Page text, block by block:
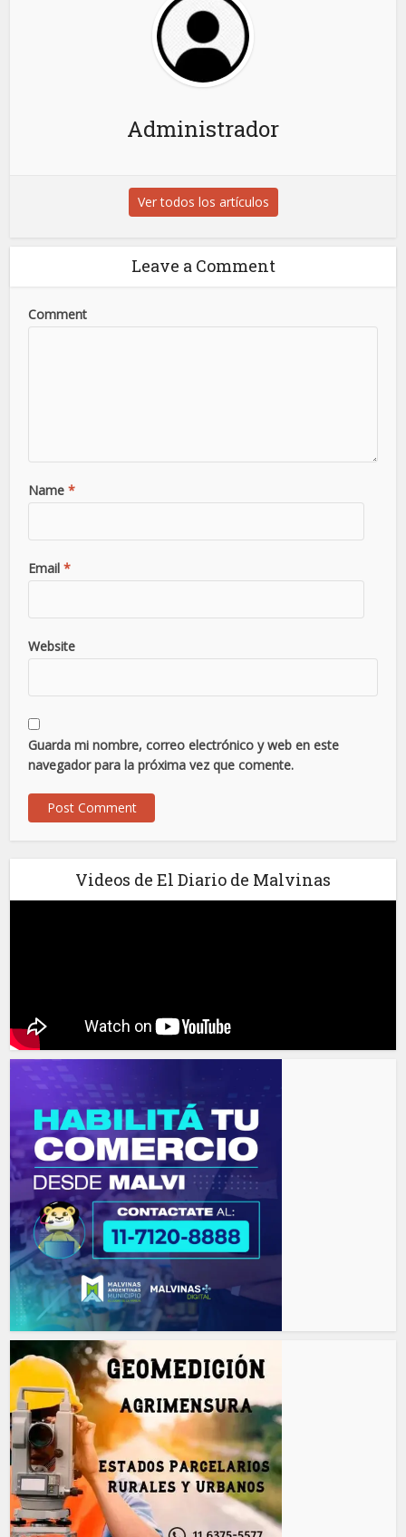
Administrador
Ver todos los artículos
Leave a Comment
Comment
Name *
Email *
Website
Guarda mi nombre, correo electrónico y web en este
navegador para la próxima vez que comente.
Videos de El Diario de Malvinas